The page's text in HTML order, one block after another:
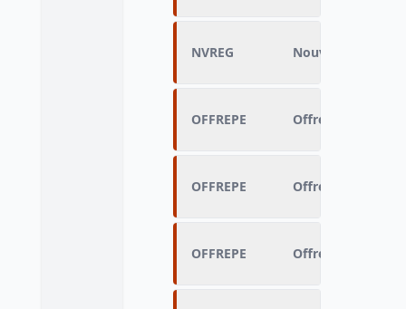
NVREG Nouvelle région
OFFREPE Offre trouvé via
OFFREPE Offre trouvé via
OFFREPE Offre trouvé via